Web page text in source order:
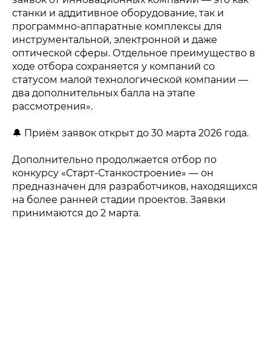
станки и аддитивное оборудование, так и
программно-аппаратные комплексы для
инструментальной, электронной и даже
оптической сферы. Отдельное преимущество в
ходе отбора сохраняется у компаний со
статусом малой технологической компании —
два дополнительных балла на этапе
рассмотрения».
🔔 Приём заявок открыт до 30 марта 2026 года.
Дополнительно продолжается отбор по
конкурсу «Старт-Станкостроение» — он
предназначен для разработчиков, находящихся
на более ранней стадии проектов. Заявки
принимаются до 2 марта.
© 2015-2026 НАУРР. Все права защищены. При использовании
материалов ссылка на ROBOTUNION.RU — обязательна
При использовании материалов ссылка на ROBOTUNION.RU —
обязательна